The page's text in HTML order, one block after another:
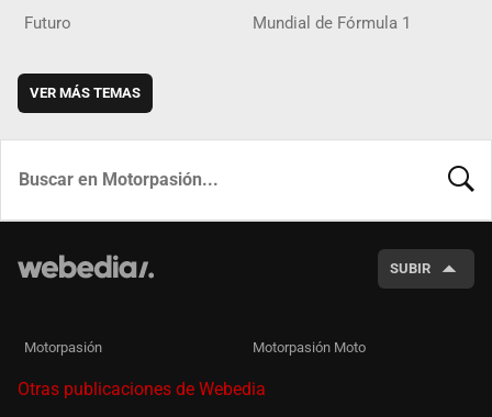
Futuro Mundial de Fórmula 1
VER MÁS TEMAS
SUBIR
Motorpasión Motorpasión Moto
Otras publicaciones de Webedia